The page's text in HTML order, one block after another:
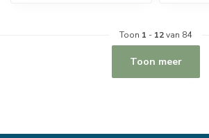
Toon 1 - 12van 84
Toon meer